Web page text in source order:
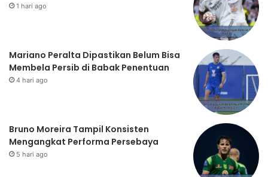
1 hari ago
Mariano Peralta Dipastikan Belum Bisa
Membela Persib di Babak Penentuan
4 hari ago
Bruno Moreira Tampil Konsisten
Mengangkat Performa Persebaya
5 hari ago